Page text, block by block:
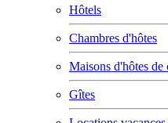
Hôtels
Chambres d'hôtes
Maisons d'hôtes de
Gîtes